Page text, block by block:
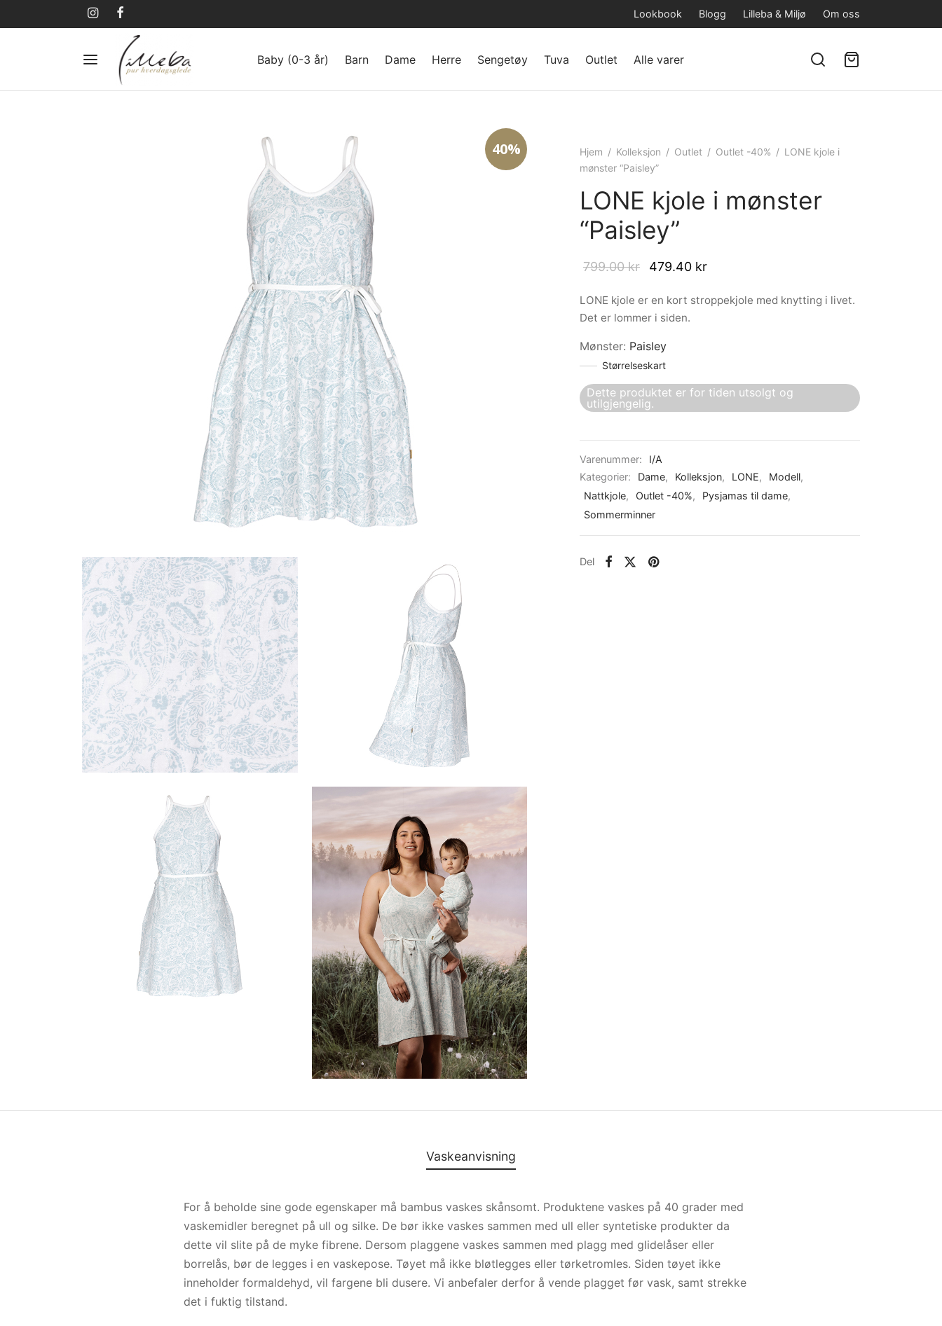
Lookbook Blogg Lilleba & Miljø Om oss
Baby (0-3 år) Barn Dame Herre Sengetøy Tuva Outlet Alle varer
40% Hjem / Kolleksjon / Outlet / Outlet -40% / LONE kjole i
mønster “Paisley”
LONE kjole i mønster
“Paisley”
799.00kr
Original
was:
479.40 kr
479.40 kr.
LONE kjole er en kort stroppekjole med knytting i livet.
Det er lommer i siden.
Mønster: Paisley
Størrelseskart
Dette produktet er for tiden utsolgt og
utilgjengelig.
Varenummer:
I/A
Kategorier:
Dame, Kolleksjon, LONE, Modell,
Nattkjole, Outlet -40%, Pysjamas til dame,
Sommerminner
Del
Vaskeanvisning
For å beholde sine gode egenskaper må bambus vaskes skånsomt. Produktene vaskes på 40 grader med
vaskemidler beregnet på ull og silke. De bør ikke vaskes sammen med ull eller syntetiske produkter da
dette vil slite på de myke fibrene. Dersom plaggene vaskes sammen med plagg med glidelåser eller
borrelås, bør de legges i en vaskepose. Tøyet må ikke bløtlegges eller tørketromles. Siden tøyet ikke
inneholder formaldehyd, vil fargene bli dusere. Vi anbefaler derfor å vende plagget før vask, samt strekke
det i fuktig tilstand.